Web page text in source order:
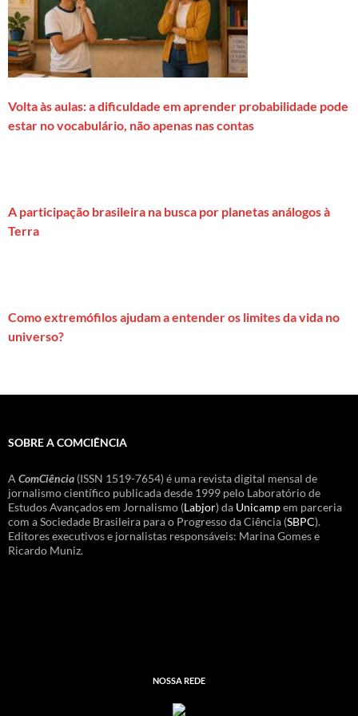
Volta às aulas: a dificuldade em aprender probabilidade pode
estar no vocabulário, não apenas nas contas
A participação brasileira na busca por planetas análogos à
Terra
Como extremófilos ajudam a entender os limites da vida no
universo?
SOBRE A COMCIÊNCIA
A ComCiência (ISSN 1519-7654) é uma revista digital mensal de
jornalismo científico publicada desde 1999 pelo Laboratório de
Estudos Avançados em Jornalismo (Labjor) da Unicampem parceria
com a Sociedade Brasileira para o Progresso da Ciência (SBPC).
Editores executivos e jornalistas responsáveis: Marina Gomes e
Ricardo Muniz.
NOSSA REDE